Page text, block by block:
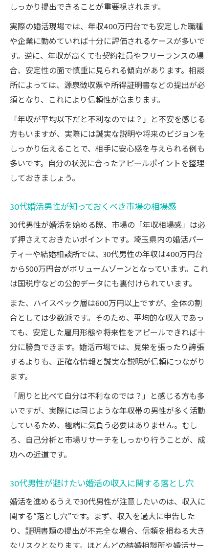
しっかり提出できることが重要視されます。
実際の婚活現場では、年収400万円台でも安定した職種
や企業に勤めていれば十分に評価されるケースが多いで
す。逆に、年収が高くても契約社員やフリーランスの場
合、安定性の面で慎重に見られる傾向があります。相談
所によっては、源泉徴収票や所得証明書などの提出が必
須となり、これにより信頼性が高まります。
「年収が平均以下だと不利なのでは？」と不安を感じる
方もいますが、実際には誠実な説明や将来のビジョンを
しっかり伝えることで、相手に安心感を与えられる例も
多いです。自分の状況に合ったアピールポイントを整理
しておきましょう。
30代婚活男性が知っておくべき市場の相場感
30代男性が婚活を始める際、市場の「年収相場感」は必
ず押さえておきたいポイントです。埼玉県内の婚活パー
ティーや結婚相談所では、30代男性の年収は400万円台
から500万円台がボリュームゾーンとなっています。これ
は国税庁などの公的データにも裏付けられています。
また、ハイスペック層は600万円以上ですが、全体の割
合としては少数派です。そのため、平均的な収入であっ
ても、安定した雇用形態や将来性をアピールできれば十
分に勝負できます。婚活市場では、見栄を張ったり誇張
するよりも、正確な情報と誠実な説明が信頼につながり
ます。
「周りと比べて自分は不利なのでは？」と感じる方も多
いですが、実際には同じような年収帯の男性が多く活動
しているため、極端に気負う必要はありません。むし
ろ、自己分析と市場リサーチをしっかり行うことが、成
功への近道です。
30代男性が避けたい婚活の収入に関する落とし穴
婚活を進めるうえで30代男性が注意したいのは、収入に
関する“落とし穴”です。まず、収入を過大に申告した
り、証明書類の提出が不完全な場合、信頼を損ねる大き